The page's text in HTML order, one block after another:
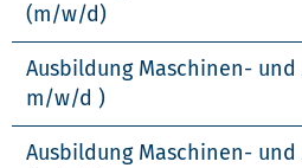
(m/w/d)
Ausbildung Maschinen-
m/w/d )
Ausbildung Maschinen-